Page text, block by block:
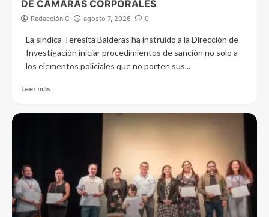
DE CÁMARAS CORPORALES
Redacción C agosto 7, 2026 0
La síndica Teresita Balderas ha instruido a la Dirección de
Investigación iniciar procedimientos de sanción no solo a
los elementos policiales que no porten sus...
Leer más